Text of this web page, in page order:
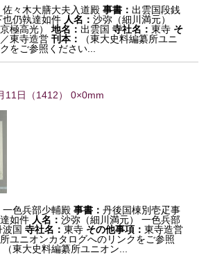
佐々木大膳大夫入道殿 事書：出雲国段銭
也仍執達如件 人名：沙弥（細川満元）
極高光）
地名：出雲国 寺社名：東寺 そ
東寺造営刊本：
（東大史料編纂所ユニ
をご参照ください...
11日 （1412） 0×0mm
一色兵部少輔殿 事書：丹後国棟別壱疋事
如件 人名：沙弥（細川満元） 一色兵部
波国 寺社名：東寺 その他事項：東寺造営
所ユニオンカタログへのリンクをご参照
（東大史料編纂所ユニオン...